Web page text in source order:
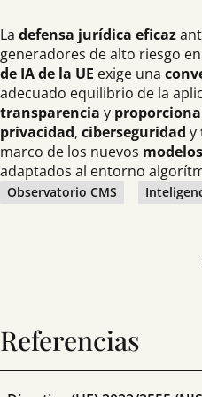
La defensa jurídica eficaz
generadores de alto riesgo
de IA de la UE exige una
adecuado equilibrio de la
transparencia y
privacidad, ciberseguridad y
marco de los nuevos
adaptados al entorno
Observatorio CMS
Referencias